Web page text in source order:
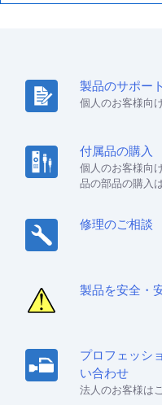
製品のサポー
個人のお客様向
付属品の購入
個人のお客様向
品の部品の購入
修理のご相談
製品を安全・
プロフェッシ
い合わせ
法人のお客様は